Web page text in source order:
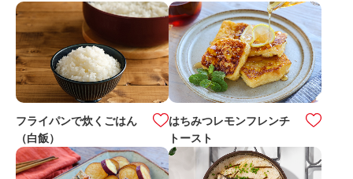
フライパンで炊くごはん
（白飯）
はちみつレモンフレンチ
トースト